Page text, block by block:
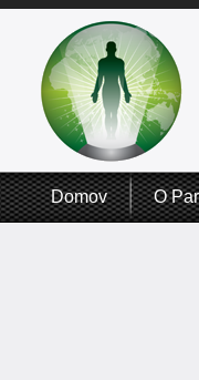
Domov O